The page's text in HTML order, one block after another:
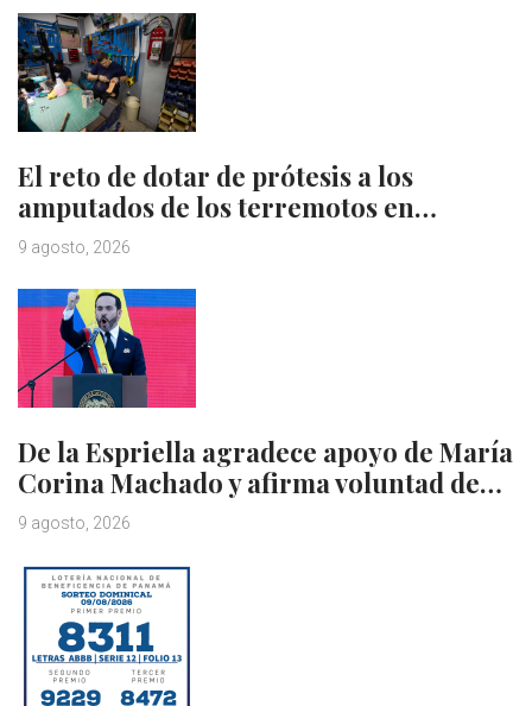
El reto de dotar de prótesis a los
amputados de los terremotos en…
9 agosto, 2026
De la Espriella agradece apoyo de María
Corina Machado y afirma voluntad de…
9 agosto, 2026